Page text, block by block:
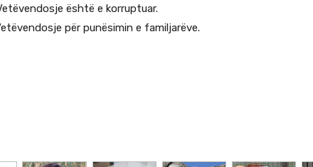
është e korruptuar.
për punësimin e familjarëve.